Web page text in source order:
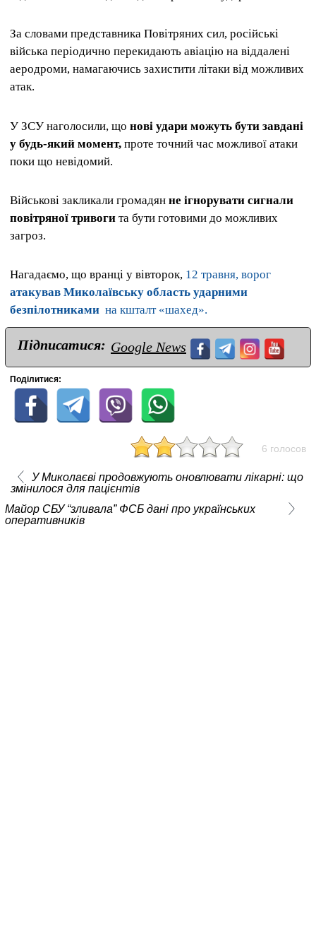
За словами представника Повітряних сил, російські
війська періодично перекидають авіацію на віддалені
аеродроми, намагаючись захистити літаки від можливих
атак.
У ЗСУ наголосили, що нові удари можуть бути завдані
у будь-який момент, проте точний час можливої ​​атаки
поки що невідомий.
Військові закликали громадян не ігнорувати сигнали
повітряної тривоги та бути готовими до можливих
загроз.
Нагадаємо, що вранці у вівторок, 12 травня, ворог
атакував Миколаївську область ударними
безпілотниками на кшталт «шахед».
Підписатися: Google News
Поділитися:
6 голосов
У Миколаєві продовжують оновлювати лікарні: що
змінилося для пацієнтів
Майор СБУ “зливала” ФСБ дані про українських
оперативників